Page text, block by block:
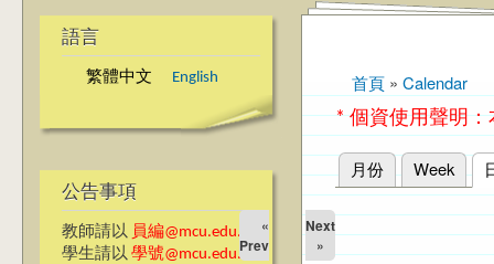
語言
繁體中文 English
公告事項
教師請以 員編@mcu.edu.tw
學生請以 學號@mcu.edu.tw
您在這裡
首頁 » Calendar
* 個資使用聲明
主要索引標籤
月份 Week
«
Prev
Next
»